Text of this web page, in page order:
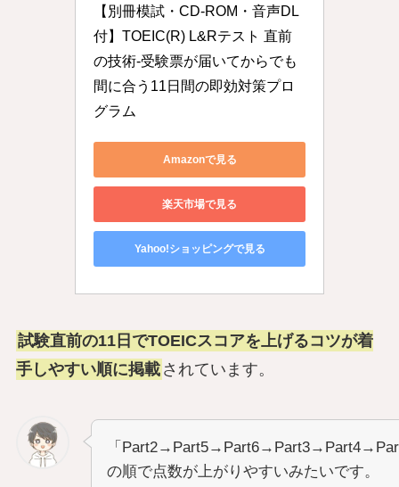
【別冊模試・CD-ROM・音声DL
付】TOEIC(R) L&Rテスト 直前
の技術-受験票が届いてからでも
間に合う11日間の即効対策プロ
グラム
Amazonで見る
楽天市場で見る
Yahoo!ショッピングで見る
試験直前の11日でTOEICスコアを上げるコツが着
手しやすい順に掲載 されています。
「
の順で点数が上がりやすいみたいです。